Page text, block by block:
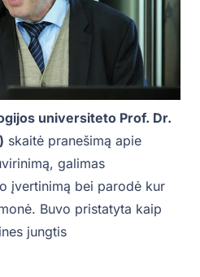
universiteto Prof. Dr.
skaitė pranešimą apie
galimas
įvertinimą bei parodė kur
Buvo pristatyta kaip
jungtis